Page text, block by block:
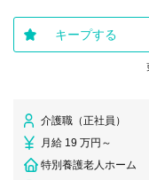
キープする
介護職（正社員）
月給 19 万円～
特別養護老人ホーム